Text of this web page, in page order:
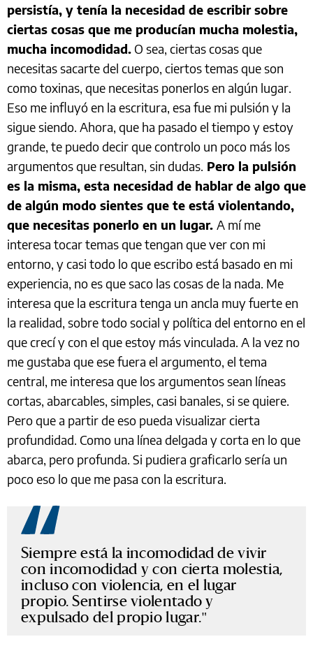
persistía, y tenía la necesidad de escribir sobre
ciertas cosas que me producían mucha molestia,
mucha incomodidad. O sea, ciertas cosas que
necesitas sacarte del cuerpo, ciertos temas que son
como toxinas, que necesitas ponerlos en algún lugar.
Eso me influyó en la escritura, esa fue mi pulsión y la
sigue siendo. Ahora, que ha pasado el tiempo y estoy
grande, te puedo decir que controlo un poco más los
argumentos que resultan, sin dudas. Pero la pulsión
es la misma, esta necesidad de hablar de algo que
de algún modo sientes que te está violentando,
que necesitas ponerlo en un lugar. A mí me
interesa tocar temas que tengan que ver con mi
entorno, y casi todo lo que escribo está basado en mi
experiencia, no es que saco las cosas de la nada. Me
interesa que la escritura tenga un ancla muy fuerte en
la realidad, sobre todo social y política del entorno en el
que crecí y con el que estoy más vinculada. A la vez no
me gustaba que ese fuera el argumento, el tema
central, me interesa que los argumentos sean líneas
cortas, abarcables, simples, casi banales, si se quiere.
Pero que a partir de eso pueda visualizar cierta
profundidad. Como una línea delgada y corta en lo que
abarca, pero profunda. Si pudiera graficarlo sería un
poco eso lo que me pasa con la escritura.
Siempre está la incomodidad de vivir
con incomodidad y con cierta molestia,
incluso con violencia, en el lugar
propio. Sentirse violentado y
expulsado del propio lugar.